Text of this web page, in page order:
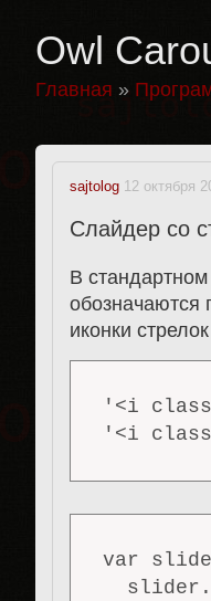
Owl
Главная »
sajtolog 12 октября
Слайдер со
В
обозначаются
иконки
'<i
'<i
var